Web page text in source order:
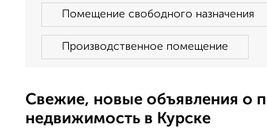
Помещение свободного назначения
Производственное помещение
Свежие, новые объявления о
недвижимость в Курске